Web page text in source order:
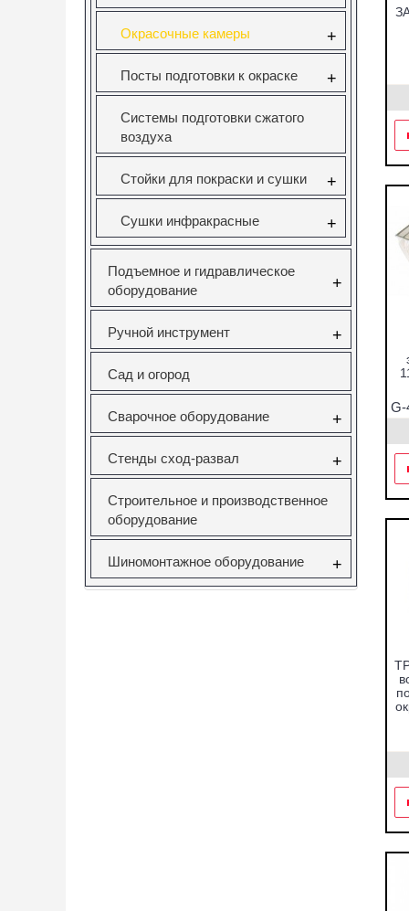
Окрасочные камеры +
Посты подготовки к окраске +
Системы подготовки сжатого
воздуха
Стойки для покраски и сушки +
Сушки инфракрасные +
Подъемное и гидравлическое
оборудование
+
Ручной инструмент +
Сад и огород
Сварочное оборудование +
Стенды сход-развал +
Строительное и производственное
оборудование
Шиномонтажное оборудование +
G-